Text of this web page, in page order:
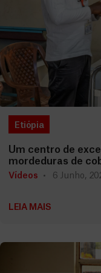
Etiópia
Um centro de
mordeduras de
Vídeos 6 Junho,
LEIA MAIS